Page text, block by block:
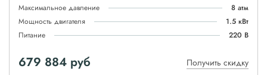
Максимальное давление
8 атм
Мощность двигателя
1.5 кВт
Питание
220 В
679 884 руб Получить скидку